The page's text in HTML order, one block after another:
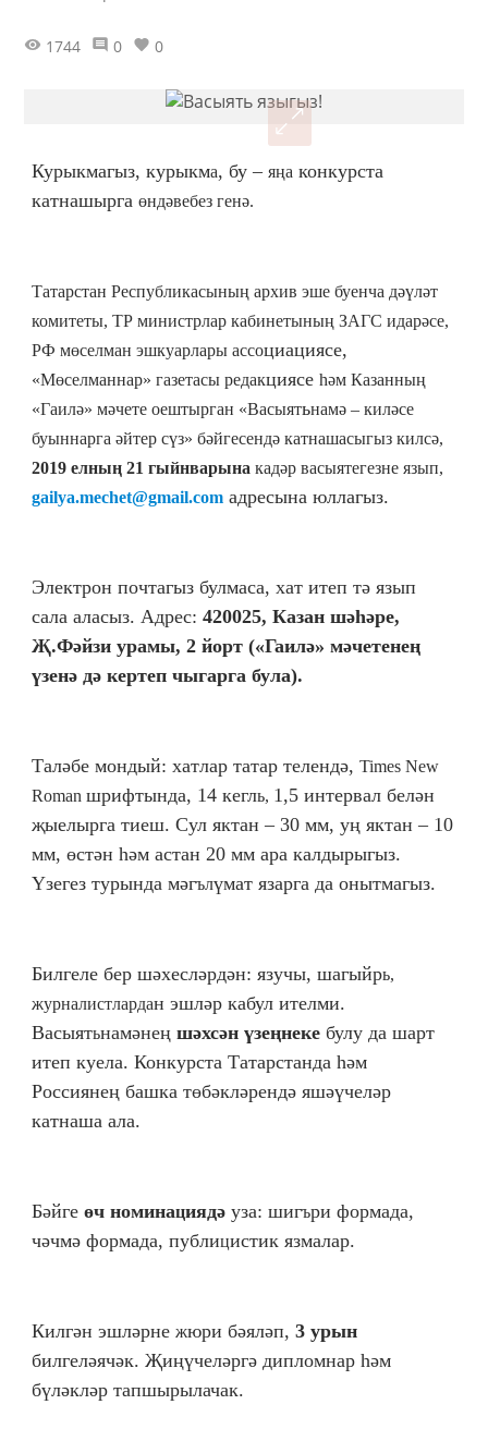
1744 0 0
Курыкмагыз, курыкма, бу – яңа конкурста
катнашырга өндәвебез генә.
Татарстан Республикасының архив эше буенча дәүләт
комитеты, ТР министрлар кабинетының ЗАГС идарәсе,
РФ мөселман эшкуарлары ассоциациясе,
«Мөселманнар» газетасы редакциясе һәм Казанның
«Гаилә» мәчете оештырган «Васыятьнамә – киләсе
буыннарга әйтер сүз» бәйгесендә катнашасыгыз килсә,
2019 елның 21 гыйнварына кадәр васыятегезне язып,
gailya.mechet@gmail.com адресына юллагыз.
Электрон почтагыз булмаса, хат итеп тә язып
сала аласыз. Адрес: 420025, Казан шәһәре,
Җ.Фәйзи урамы, 2 йорт («Гаилә» мәчетенең
үзенә дә кертеп чыгарга була).
Таләбе мондый: хатлар татар телендә, Times New
Roman шрифтында, 14 кегль, 1,5 интервал белән
җыелырга тиеш. Сул яктан – 30 мм, уң яктан – 10
мм, өстән һәм астан 20 мм ара калдырыгыз.
Үзегез турында мәгълүмат язарга да онытмагыз.
Билгеле бер шәхесләрдән: язучы, шагыйрь,
журналистлардан эшләр кабул ителми.
Васыятьнамәнең шәхсән үзеңнеке булу да шарт
итеп куела. Конкурста Татарстанда һәм
Россиянең башка төбәкләрендә яшәүчеләр
катнаша ала.
Бәйге өч номинациядә уза: шигъри формада,
чәчмә формада, публицистик язмалар.
Килгән эшләрне жюри бәяләп, 3 урын
билгеләячәк. Җиңүчеләргә дипломнар һәм
бүләкләр тапшырылачак.